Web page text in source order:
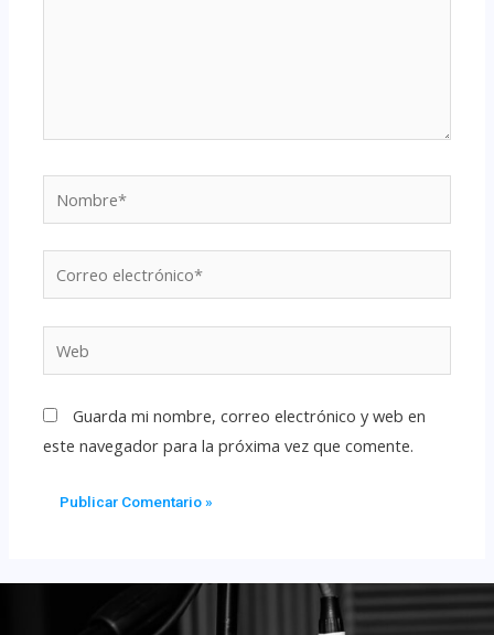
Guarda mi nombre, correo electrónico y web en
este navegador para la próxima vez que comente.